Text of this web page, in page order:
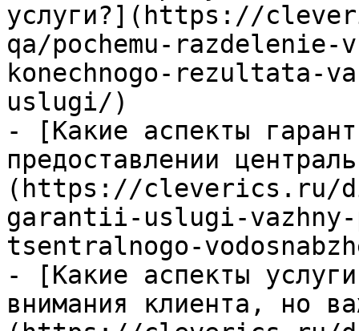
услуги?](https://
qa/pochemu-
konechnogo-rezultata-
uslugi/)
- [Какие аспекты
предоставлении
(https://cleverics.ru/
garantii-uslugi-
tsentralnogo-
- [Какие аспекты
внимания клиента, но